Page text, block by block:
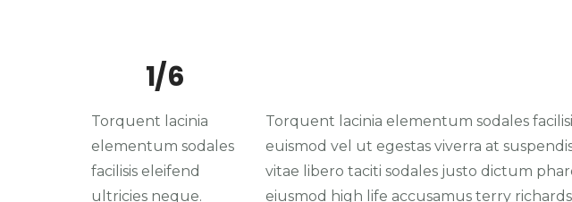
1/6
Torquent lacinia
elementum sodales
facilisis eleifend
ultricies neque.
Torquent lacinia elementum sodales
euismod vel ut egestas viverra at
vitae libero taciti sodales justo dictum
eiusmod high life accusamus terry